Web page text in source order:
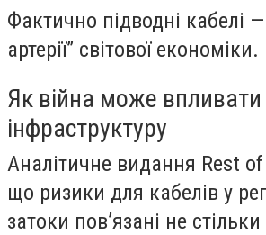
Фактично підводні кабелі
артерії” світової економіки.
Як війна може впливати
інфраструктуру
Аналітичне видання Rest
що ризики для кабелів у
затоки пов’язані не